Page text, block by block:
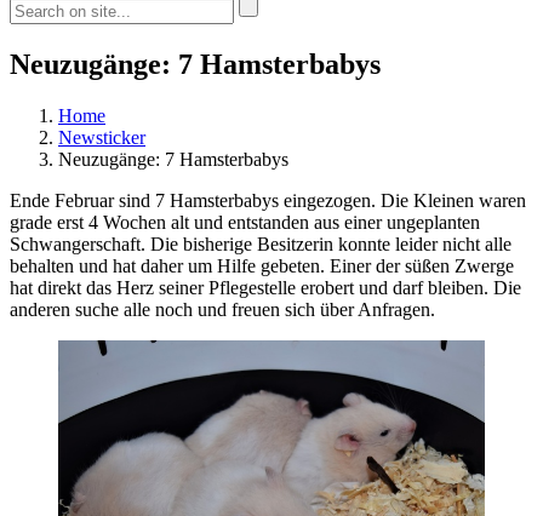
Neuzugänge: 7 Hamsterbabys
Home
Newsticker
Neuzugänge: 7 Hamsterbabys
Ende Februar sind 7 Hamsterbabys eingezogen. Die Kleinen waren
grade erst 4 Wochen alt und entstanden aus einer ungeplanten
Schwangerschaft. Die bisherige Besitzerin konnte leider nicht alle
behalten und hat daher um Hilfe gebeten. Einer der süßen Zwerge
hat direkt das Herz seiner Pflegestelle erobert und darf bleiben. Die
anderen suche alle noch und freuen sich über Anfragen.